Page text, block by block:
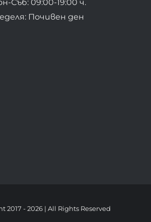
Съб: 09:00-19:00 ч.
Почивен ден
2017 -2026 | All Rights Reserved